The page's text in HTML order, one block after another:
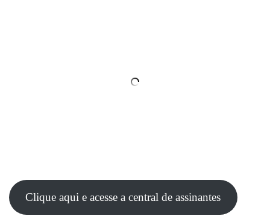
Clique aqui e acesse a central de assinantes